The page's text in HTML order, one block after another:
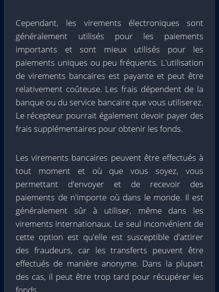
Cependant, les virements électroniques sont
généralement utilisés pour les paiements
importants et sont mieux utilisés pour les
paiements uniques ou peu fréquents. L'utilisation
de virements bancaires est payante et peut être
relativement coûteuse. Les frais dépendent de la
banque ou du service bancaire que vous utiliserez.
Le récepteur pourrait également devoir payer des
frais supplémentaires pour obtenir les fonds.
Les virements bancaires peuvent être effectués à
tout moment et où que vous soyez, vous
permettant d'envoyer et de recevoir des
paiements de n'importe où dans le monde. Il est
généralement sûr à utiliser, même dans les
virements internationaux. Le seul inconvénient de
cette option est qu'elle est susceptible d'attirer
des fraudeurs, car les transferts peuvent être
effectués de manière anonyme. Dans la plupart
des cas, il peut être trop tard pour récupérer les